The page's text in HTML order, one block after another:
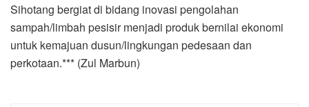
Sihotang bergiat di bidang inovasi pengolahan
sampah/limbah pesisir menjadi produk bernilai ekonomi
untuk kemajuan dusun/lingkungan pedesaan dan
perkotaan.*** (Zul Marbun)